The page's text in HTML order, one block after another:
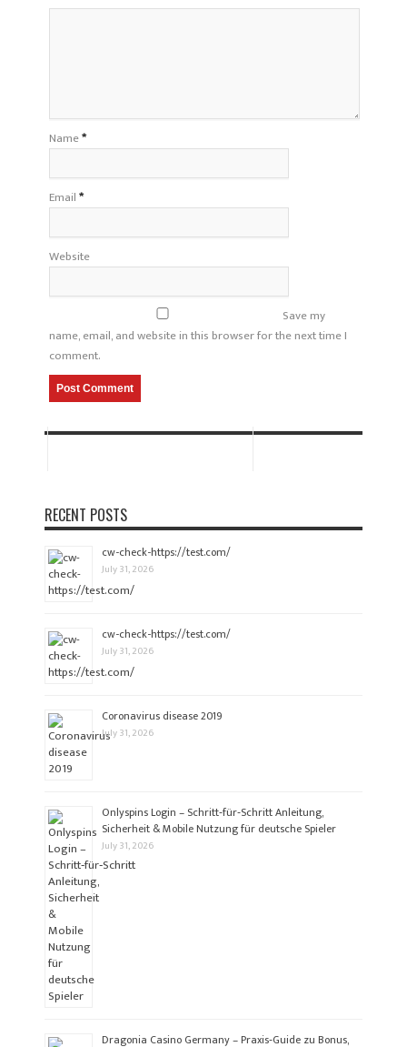
Name*
Email*
Website
Save my
name, email, and website in this browser for the next time I
comment.
RECENT POSTS
cw-check-https://test.com/
July 31, 2026
cw-check-https://test.com/
July 31, 2026
Coronavirus disease 2019
July 31, 2026
Onlyspins Login – Schritt‑für‑Schritt Anleitung,
Sicherheit & Mobile Nutzung für deutsche Spieler
July 31, 2026
Dragonia Casino Germany – Praxis‑Guide zu Bonus,